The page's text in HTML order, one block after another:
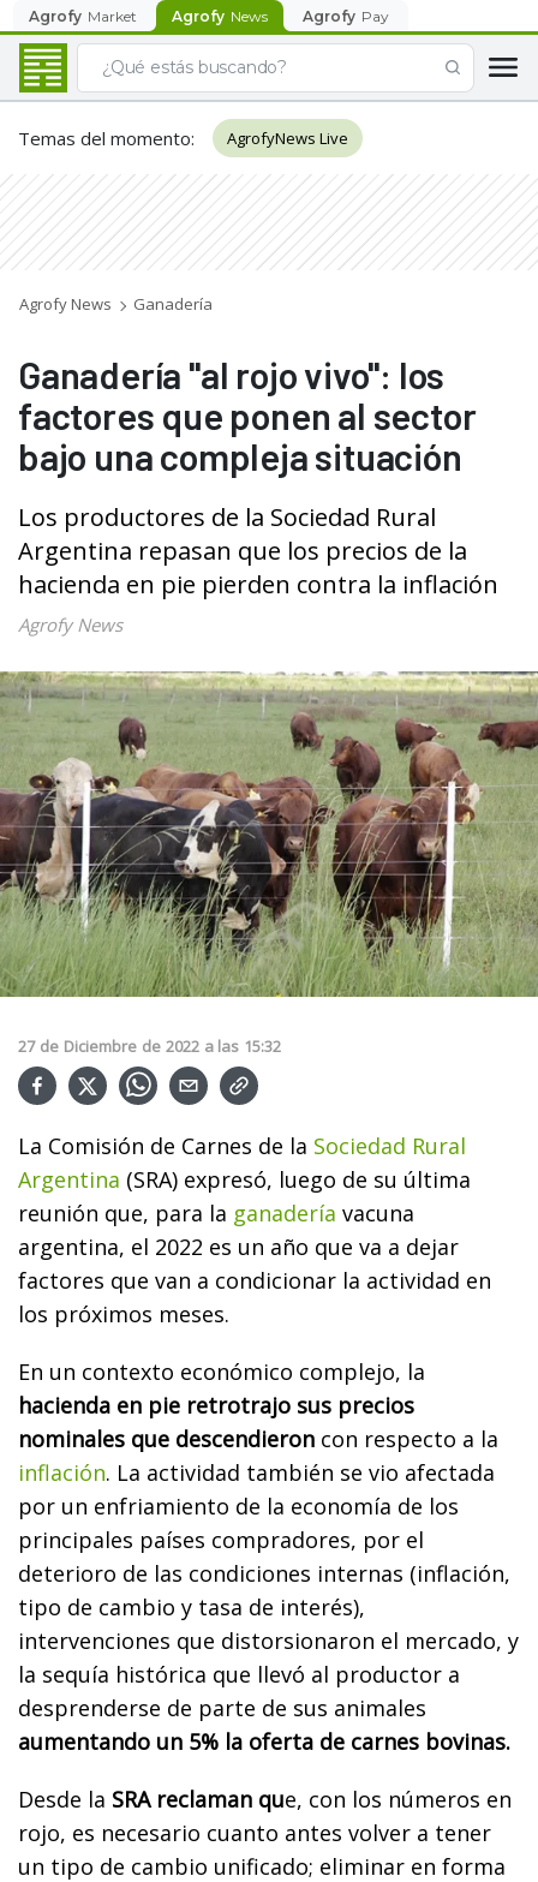
Agrofy Market Agrofy News Agrofy Pay
Temas del momento: AgrofyNews Live
Agrofy News Ganadería
Ganadería "al rojo vivo": los
factores que ponen al sector
bajo una compleja situación
Los productores de la Sociedad Rural
Argentina repasan que los precios de la
hacienda en pie pierden contra la inflación
Agrofy News
27 de Diciembre de 2022 a las 15:32
La Comisión de Carnes de la Sociedad Rural
Argentina (SRA) expresó, luego de su última
reunión que, para la ganadería vacuna
argentina, el 2022 es un año que va a dejar
factores que van a condicionar la actividad en
los próximos meses.
En un contexto económico complejo, la
hacienda en pie retrotrajo sus precios
nominales que descendieron con respecto a la
inflación. La actividad también se vio afectada
por un enfriamiento de la economía de los
principales países compradores, por el
deterioro de las condiciones internas (inflación,
tipo de cambio y tasa de interés),
intervenciones que distorsionaron el mercado, y
la sequía histórica que llevó al productor a
desprenderse de parte de sus animales
aumentando un 5% la oferta de carnes bovinas.
Desde la SRA reclaman que, con los números en
rojo, es necesario cuanto antes volver a tener
un tipo de cambio unificado; eliminar en forma